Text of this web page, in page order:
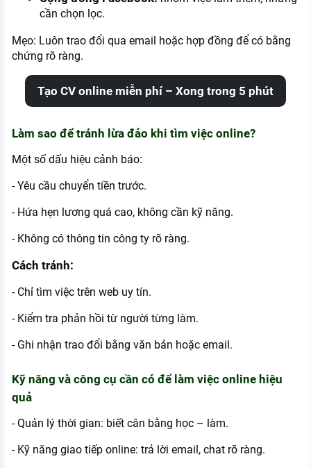
cần chọn lọc.
Mẹo: Luôn trao đổi qua email hoặc hợp đồng để có bằng
chứng rõ ràng.
Tạo CV online miễn phí – Xong trong 5 phút
Làm sao để tránh lừa đảo khi tìm việc online?
Một số dấu hiệu cảnh báo:
- Yêu cầu chuyển tiền trước.
- Hứa hẹn lương quá cao, không cần kỹ năng.
- Không có thông tin công ty rõ ràng.
Cách tránh:
- Chỉ tìm việc trên web uy tín.
- Kiểm tra phản hồi từ người từng làm.
- Ghi nhận trao đổi bằng văn bản hoặc email.
Kỹ năng và công cụ cần có để làm việc online hiệu
quả
- Quản lý thời gian: biết cân bằng học – làm.
- Kỹ năng giao tiếp online: trả lời email, chat rõ ràng.